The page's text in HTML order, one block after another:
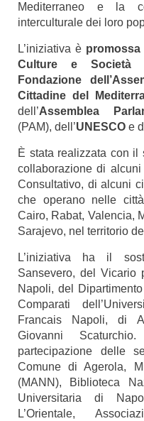
Mediterraneo e la
interculturale dei loro
L’iniziativa è promossa
Culture e Società
Fondazione
Cittadine del
dell’Assemblea
(PAM), dell’UNESCO e
È stata realizzata con il
collaborazione di
Consultativo, di alcuni
che operano nelle
Cairo, Rabat, Valencia,
Sarajevo, nel territorio
L’iniziativa ha il
Sansevero, del Vicario
Napoli, del
Comparati
Francais Napoli, di
Giovanni
partecipazione
delle
Comune di Agerola,
(MANN), Biblioteca
Universitaria di
L’Orientale,